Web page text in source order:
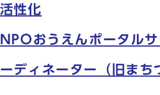
性化
おうえんポータルサ
ディネーター（旧まち